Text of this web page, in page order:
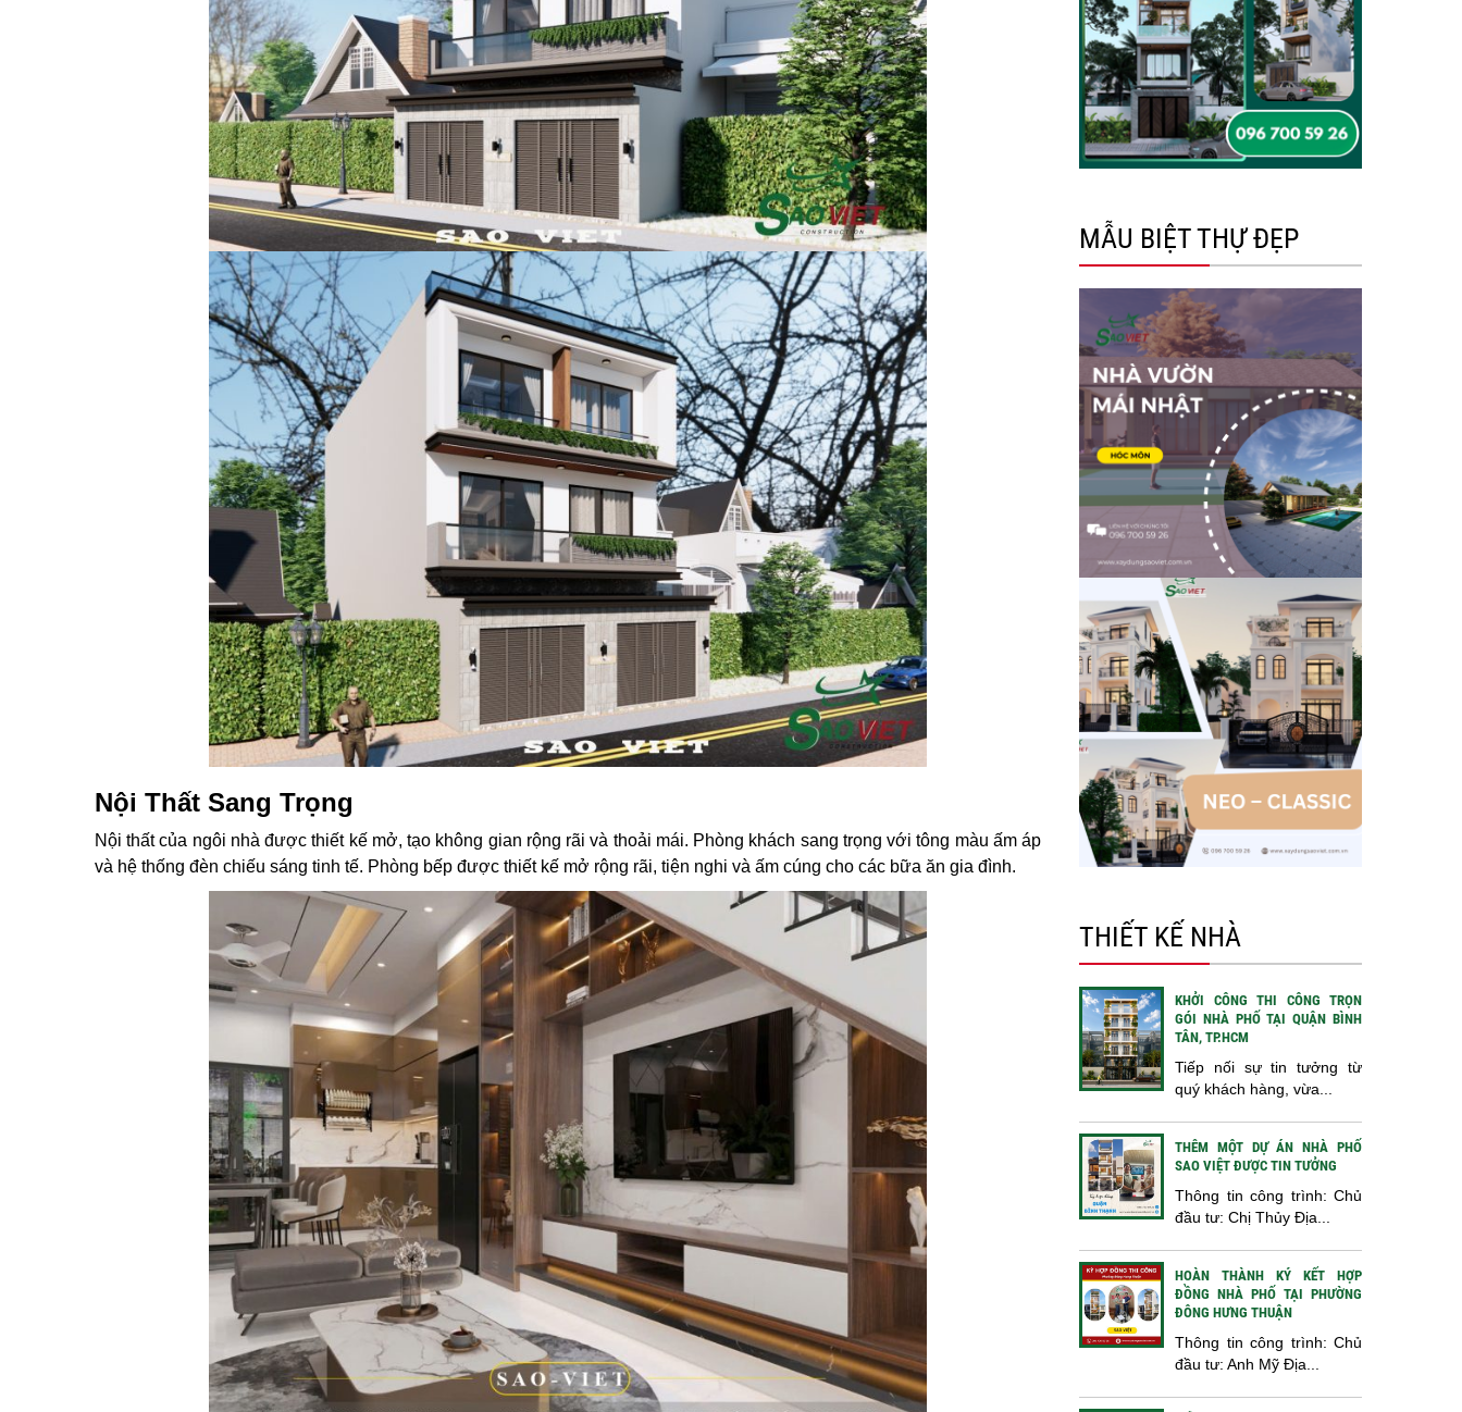
Nội Thất Sang Trọng
Nội thất của ngôi nhà được thiết kế mở, tạo không gian rộng rãi và thoải mái. Phòng khách sang trọng với tông màu ấm áp
và hệ thống đèn chiếu sáng tinh tế. Phòng bếp được thiết kế mở rộng rãi, tiện nghi và ấm cúng cho các bữa ăn gia đình.
MẪU BIỆT THỰ ĐẸP
THIẾT KẾ NHÀ
KHỞI CÔNG THI CÔNG TRỌN
GÓI NHÀ PHỐ TẠI QUẬN BÌNH
TÂN, TP.HCM
Tiếp nối sự tin tưởng từ
quý khách hàng, vừa...
THÊM MỘT DỰ ÁN NHÀ PHỐ
SAO VIỆT ĐƯỢC TIN TƯỞNG
Thông tin công trình: Chủ
đầu tư: Chị Thủy Địa...
HOÀN THÀNH KÝ KẾT HỢP
ĐỒNG NHÀ PHỐ TẠI PHƯỜNG
ĐÔNG HƯNG THUẬN
Thông tin công trình: Chủ
đầu tư: Anh Mỹ Địa...